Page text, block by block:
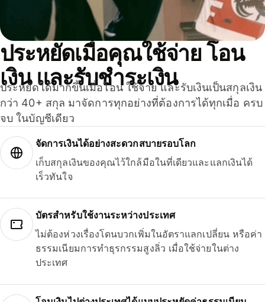
ประหยัดเมื่อคุณใช้จ่าย โอน
เงิน และรับชำระเงิน
ประหยัดได้มากขึ้นเมื่อโอน ใช้จ่าย และรับเงินเป็นสกุลเงิน
กว่า 40+ สกุล มาจัดการทุกอย่างที่ต้องการได้ทุกเมื่อ ครบ
จบ ในบัญชีเดียว
จัดการเงินได้อย่างสะดวกสบายรอบโลก
เก็บสกุลเงินของคุณไว้ใกล้มือในที่เดียวและแลกเงินได้
เร็วทันใจ
บัตรสำหรับใช้งานระหว่างประเทศ
ไม่ต้องห่วงเรื่องโดนบวกเพิ่มในอัตราแลกเปลี่ยน หรือค่า
ธรรมเนียมการทำธุรกรรมสูงลิ่ว เมื่อใช้จ่ายในต่าง
ประเทศ